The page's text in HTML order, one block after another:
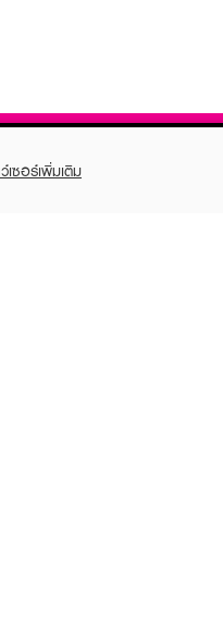
เซอร์เพิ่มเติม